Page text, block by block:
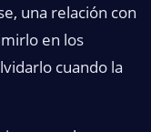
una relación con
en los
cuando la